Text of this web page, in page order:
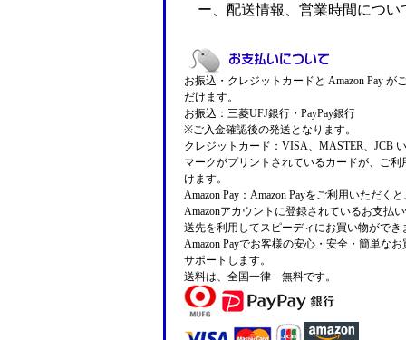
ー、配送情報、営業時間につ
お振込・クレジットカードと Amazon Pay が
だけます。
お振込：三菱UFJ銀行・PayPay銀行
※ご入金確認後の発送となります。
クレジットカード：VISA、MASTER、JCB
マークがプリントされているカードが、ご利
けます。
Amazon Pay：Amazon Payをご利用いただく
Amazonアカウントに登録されているお支払
送先を利用してスピーディにお買い物ができ
Amazon Payでお客様の安心・安全・簡単な
サポートします。
送料は、全国一律 無料です。